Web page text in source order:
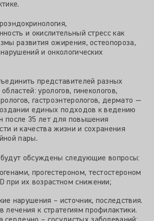
и окислительный стресс как
развития ожирения, остеопороза,
и онкологических
представителей разных
урологов, гинекологов,
гастроэнтерологов, дермато —
единых подходов к ведению
после 35 лет для повышения
и качества жизни и сохранения
пары.
обсуждены следующие вопросы:
прогестероном, тестостероном
при их возрастном снижении;
нарушения – источник, последствия.
лечения к стратегиям профилактики.